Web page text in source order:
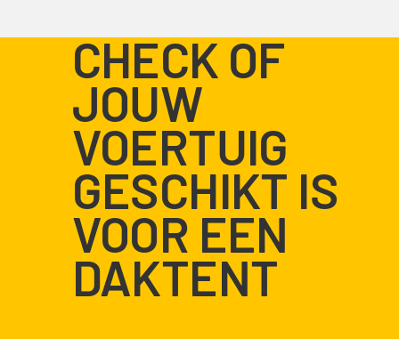
CHECK OF
JOUW
VOERTUIG
GESCHIKT IS
VOOR EEN
DAKTENT